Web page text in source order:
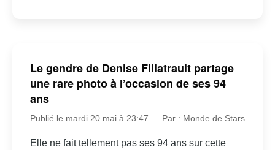
Le gendre de Denise Filiatrault partage
une rare photo à l’occasion de ses 94
ans
Publié le mardi 20 mai à 23:47 Par : Monde de Stars
Elle ne fait tellement pas ses 94 ans sur cette